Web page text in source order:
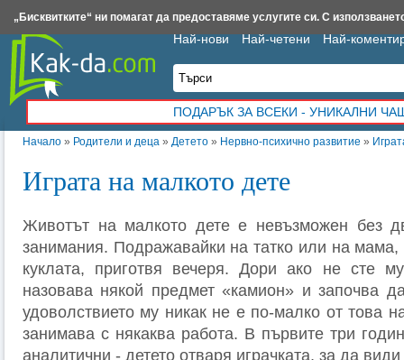
Начало » Родители и деца » Детето » Нервно-психично развитие »
Играта на малкото дете
Животът на малкото дете е невъзможен без
занимания. Подражавайки на татко или на мама,
куклата, приготвя вечеря. Дори ако не сте
назовава някой предмет «камион» и започва
удоволствието му никак не е по-малко от това
занимава с някаква работа. В първите три
аналитични - детето отваря играчката, за да
Най-нови Най-четени Най-
ПОДАРЪК ЗА ВСЕКИ - УНИКАЛНИ
Insert.bg Framar.bg Kak-da.com Iztochnik.com BauBau.bg NewAge.bg
„Бисквитките“ ни помагат да предоставяме услугите си. С